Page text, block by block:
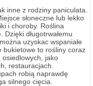
inne z rodziny paniculata.
słoneczne lub lekko
i choroby. Roślina
długotrwałemu
uzyskac wspaniałe
bukietowe to rośliny coraz
jako
restauracjach.
robią naprawdę
silnego cięcia.